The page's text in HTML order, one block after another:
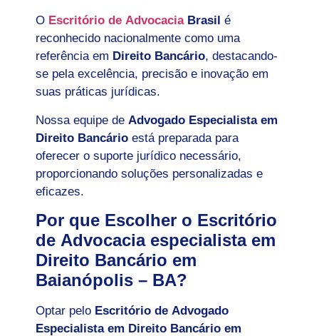
O Escritório de AdvocaciaBrasil é
reconhecido nacionalmente como uma
referência em Direito Bancário, destacando-
se pela excelência, precisão e inovação em
suas práticas jurídicas.
Nossa equipe de Advogado Especialista em
Direito Bancário está preparada para
oferecer o suporte jurídico necessário,
proporcionando soluções personalizadas e
eficazes.
Por que Escolher o Escritório
de Advocacia especialista em
Direito Bancário em
Baianópolis – BA?
Optar pelo Escritório de Advogado
Especialista em Direito Bancário em